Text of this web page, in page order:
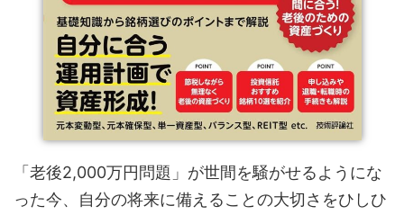
「老後2,000万円問題」が世間を騒がせるようにな
った今、自分の将来に備えることの大切さをひしひ